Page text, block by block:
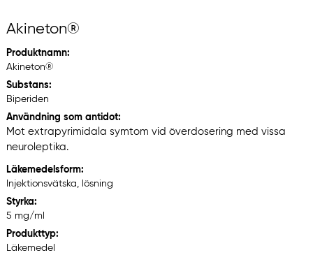
Akineton®
Produktnamn:
Akineton®
Substans:
Biperiden
Användning som antidot:
Mot extrapyrimidala symtom vid överdosering med vissa
neuroleptika.
Läkemedelsform:
Injektionsvätska, lösning
Styrka:
5 mg/ml
Produkttyp:
Läkemedel